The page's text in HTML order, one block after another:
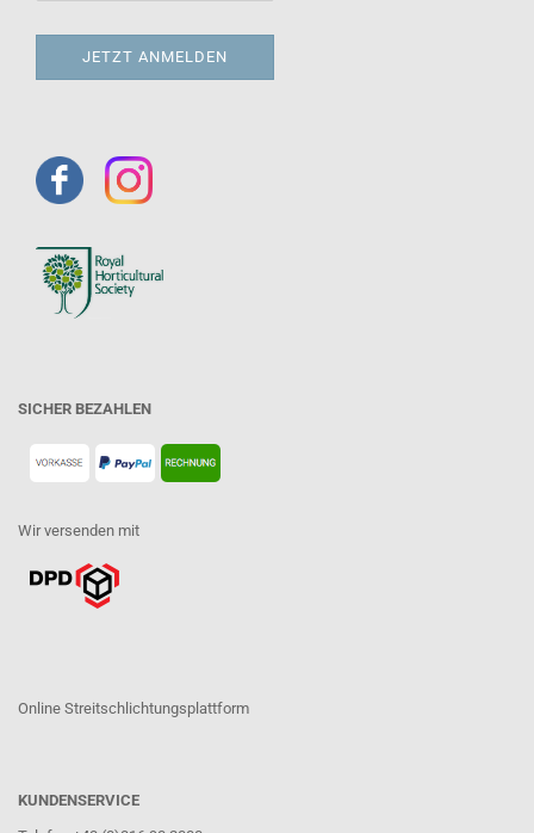
SICHER BEZAHLEN
Wir versenden mit
Online Streitschlichtungsplattform
KUNDENSERVICE